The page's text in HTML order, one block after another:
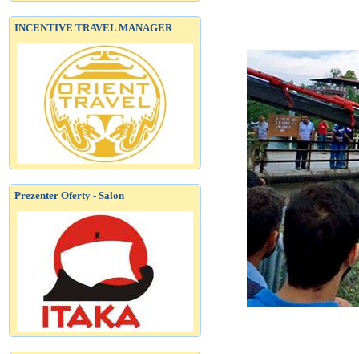
INCENTIVE TRAVEL MANAGER
Prezenter Oferty - Salon